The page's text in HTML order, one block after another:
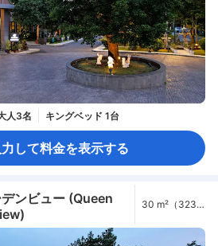
人3名 キングベッド 1台
して料金を表示する
ンビュー (Queen
30 m²（323